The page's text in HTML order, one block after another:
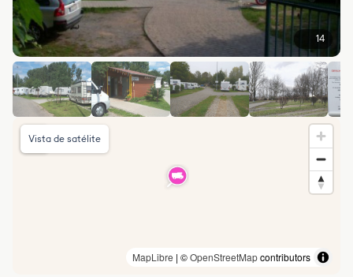
14
MapLibre | ©OpenStreetMapcontributors
Vista de satélite